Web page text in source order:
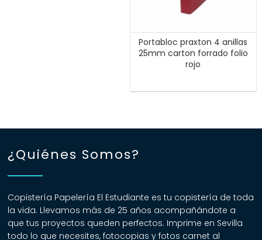
Portabloc praxton 4 anillas
25mm carton forrado folio
rojo
¿Quiénes Somos?
Copistería Papelería El Estudiante es tu copistería de toda
la vida. Llevamos más de 25 años acompañándote a
que tus proyectos queden perfectos. Imprime en Sevilla
todo lo que necesites, fotocopias y fotos carnet al